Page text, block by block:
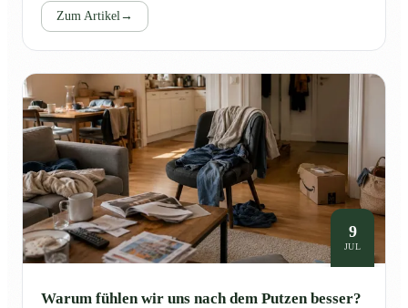
Zum Artikel →
9
JUL
Warum fühlen wir uns nach dem Putzen besser?